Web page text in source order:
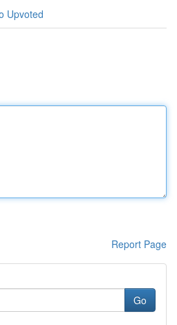
Upvoted
Report Page
Go